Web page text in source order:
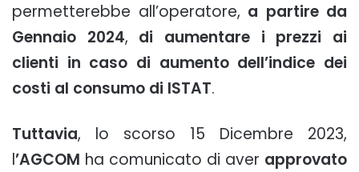
permetterebbe all’operatore, a partire da
Gennaio 2024, di aumentare i prezzi ai
clienti in caso di aumento dell’indice dei
costi al consumo di ISTAT.
Tuttavia, lo scorso 15 Dicembre 2023,
l’AGCOM ha comunicato di aver approvato